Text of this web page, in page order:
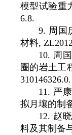
模型试验重
6.8.
9. 周国
材料,
10. 周
圈的岩土工
310146326.0.
11. 严康
拟月壤的制
12. 赵
料及其制备